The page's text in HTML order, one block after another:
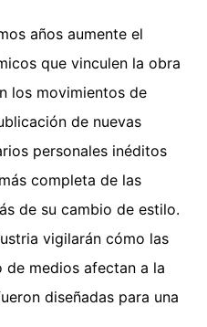
años aumente el
que vinculen la obra
los movimientos de
de nuevas
personales inéditos
completa de las
de su cambio de estilo.
vigilarán cómo las
de medios afectan a la
diseñadas para una